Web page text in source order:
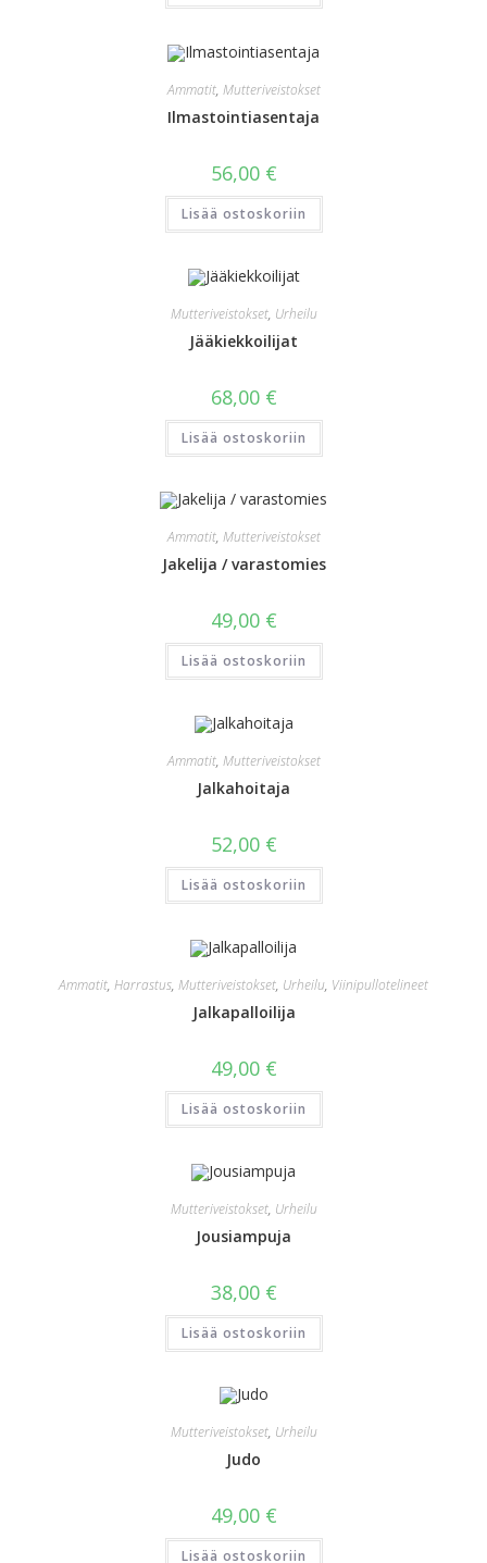
Ammatit, Mutteriveistokset
Ilmastointiasentaja
56,00 €
Lisää ostoskoriin
Mutteriveistokset, Urheilu
Jääkiekkoilijat
68,00 €
Lisää ostoskoriin
Ammatit, Mutteriveistokset
Jakelija / varastomies
49,00 €
Lisää ostoskoriin
Ammatit, Mutteriveistokset
Jalkahoitaja
52,00 €
Lisää ostoskoriin
Ammatit, Harrastus, Mutteriveistokset, Urheilu, Viinipullotelineet
Jalkapalloilija
49,00 €
Lisää ostoskoriin
Mutteriveistokset, Urheilu
Jousiampuja
38,00 €
Lisää ostoskoriin
Mutteriveistokset, Urheilu
Judo
49,00 €
Lisää ostoskoriin